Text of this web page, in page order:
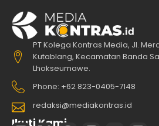
PT Kolega Kontras Media, Jl.
Kutablang, Kecamatan Banda
Lhokseumawe.
Phone: +62 823-0405-7148
redaksi@mediakontras.id
Ikuti Kami